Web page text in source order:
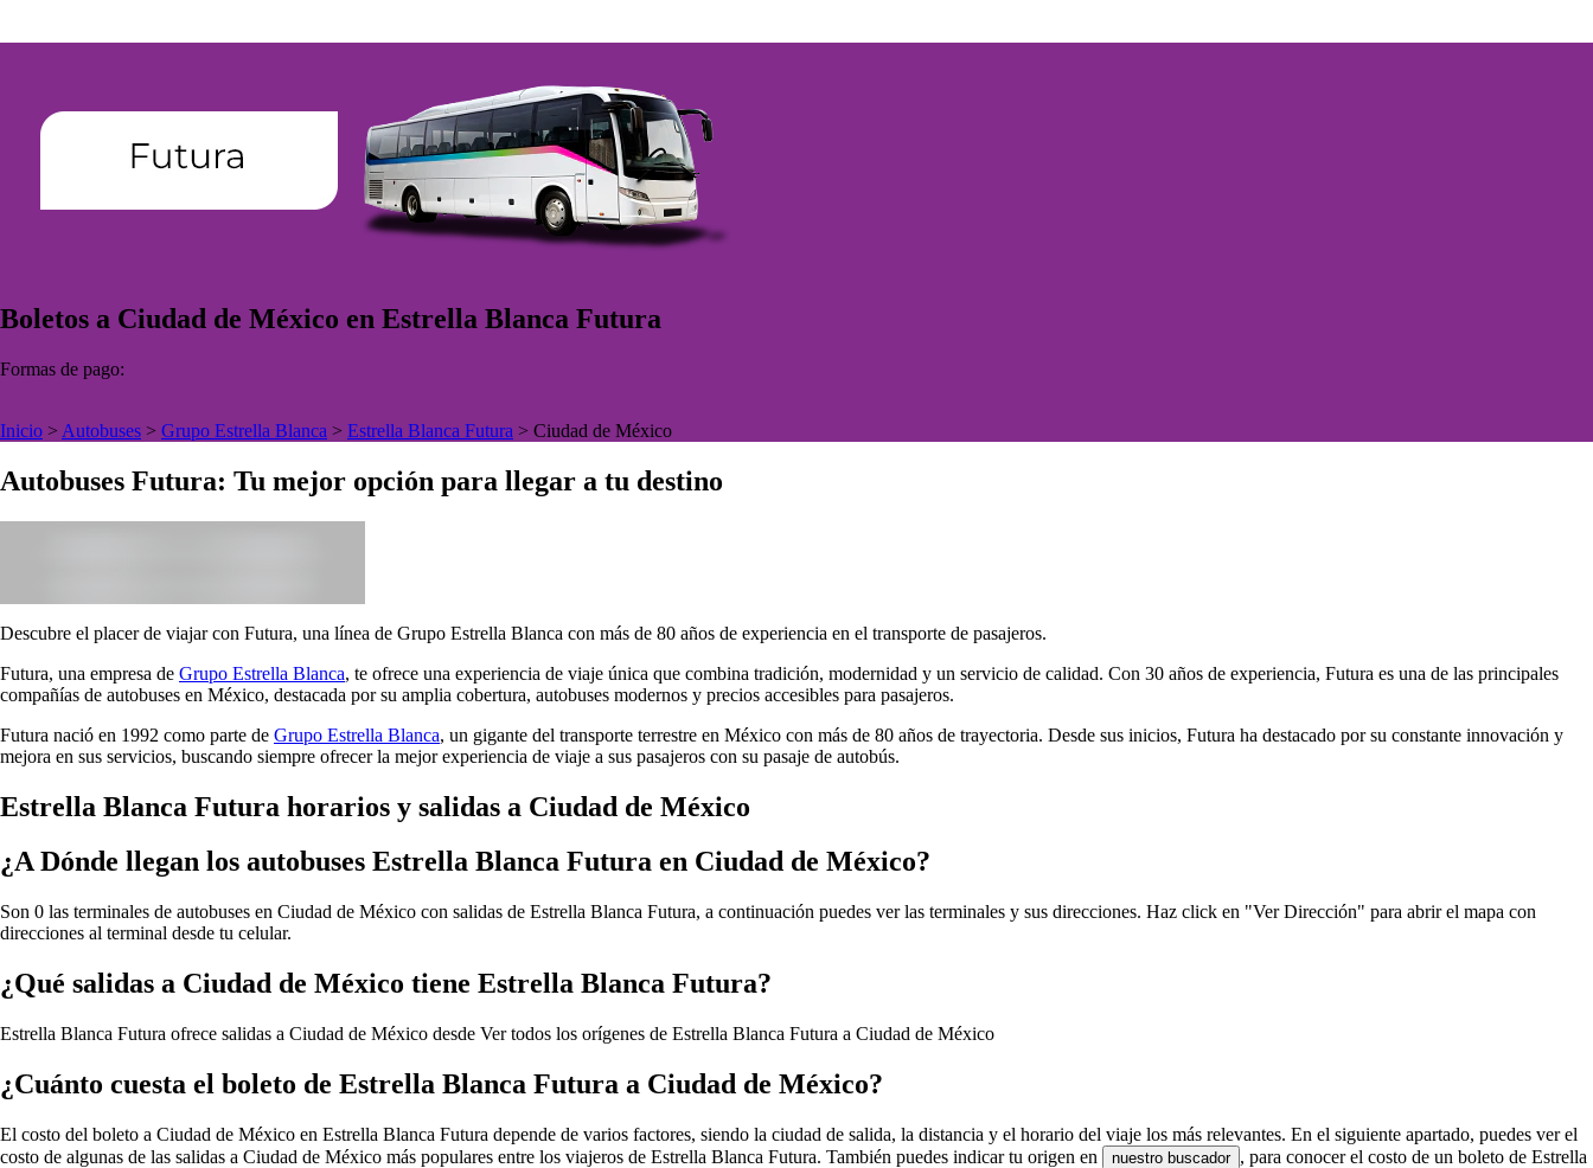
Boletos a Ciudad de México en Estrella Blanca Futura
Formas de pago:
Inicio > Autobuses > Grupo Estrella Blanca > Estrella Blanca Futura > Ciudad de México
Autobuses Futura: Tu mejor opción para llegar a tu destino
Descubre el placer de viajar con Futura, una línea de Grupo Estrella Blanca con más de 80 años de experiencia en el transporte de pasajeros.
Futura, una empresa de Grupo Estrella Blanca, te ofrece una experiencia de viaje única que combina tradición, modernidad y un servicio de calidad. Con 30 años de experiencia, Futura es una de las principales
compañías de autobuses en México, destacada por su amplia cobertura, autobuses modernos y precios accesibles para pasajeros.
Futura nació en 1992 como parte de Grupo Estrella Blanca, un gigante del transporte terrestre en México con más de 80 años de trayectoria. Desde sus inicios, Futura ha destacado por su constante innovación y
mejora en sus servicios, buscando siempre ofrecer la mejor experiencia de viaje a sus pasajeros con su pasaje de autobús.
Estrella Blanca Futura horarios y salidas a Ciudad de México
¿A Dónde llegan los autobuses Estrella Blanca Futura en Ciudad de México?
Son 0 las terminales de autobuses en Ciudad de México con salidas de Estrella Blanca Futura, a continuación puedes ver las terminales y sus direcciones. Haz click en "Ver Dirección" para abrir el mapa con
direcciones al terminal desde tu celular.
¿Qué salidas a Ciudad de México tiene Estrella Blanca Futura?
Estrella Blanca Futura ofrece salidas a Ciudad de México desde Ver todos los orígenes de Estrella Blanca Futura a Ciudad de México
¿Cuánto cuesta el boleto de Estrella Blanca Futura a Ciudad de México?
El costo del boleto a Ciudad de México en Estrella Blanca Futura depende de varios factores, siendo la ciudad de salida, la distancia y el horario del viaje los más relevantes. En el siguiente apartado, puedes ver el
costo de algunas de las salidas a Ciudad de México más populares entre los viajeros de Estrella Blanca Futura. También puedes indicar tu origen en
nuestro buscador , para conocer el costo de un boleto de Estrella